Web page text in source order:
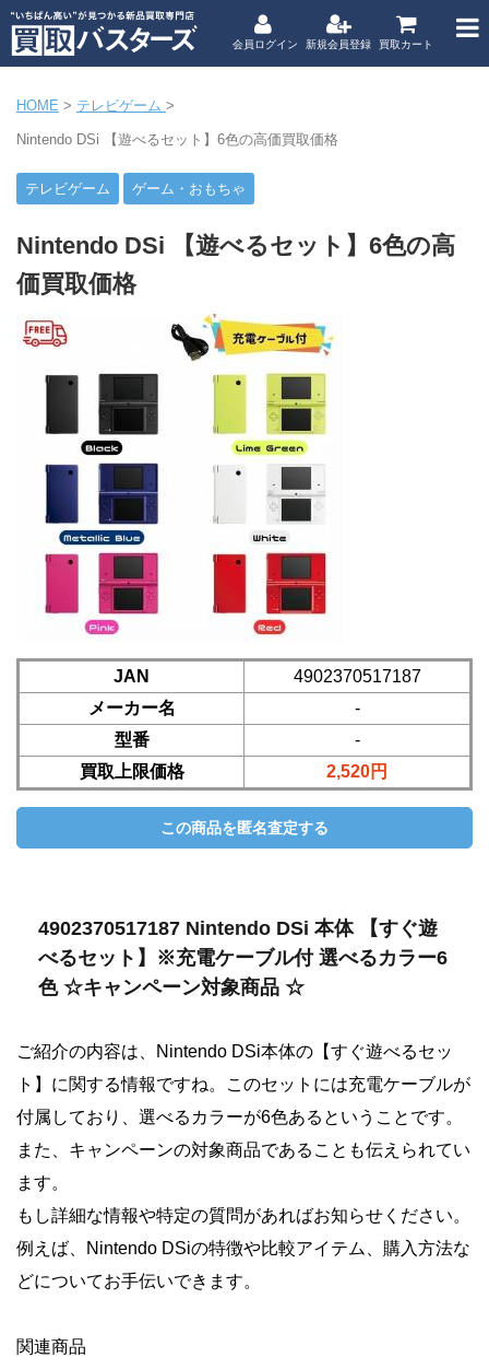
会員ログイン 新規会員登録 買取カート
HOME > テレビゲーム >
Nintendo DSi 【遊べるセット】6色の高価買取価格
テレビゲーム ゲーム・おもちゃ
Nintendo DSi 【遊べるセット】6色の高
価買取価格
JAN
4902370517187
メーカー名
-
型番
-
買取上限価格
2,520円
4902370517187 Nintendo DSi 本体 【すぐ遊
べるセット】※充電ケーブル付 選べるカラー6
色 ☆キャンペーン対象商品 ☆
ご紹介の内容は、Nintendo DSi本体の【すぐ遊べるセッ
ト】に関する情報ですね。このセットには充電ケーブルが
付属しており、選べるカラーが6色あるということです。
また、キャンペーンの対象商品であることも伝えられてい
ます。
もし詳細な情報や特定の質問があればお知らせください。
例えば、Nintendo DSiの特徴や比較アイテム、購入方法な
どについてお手伝いできます。
関連商品